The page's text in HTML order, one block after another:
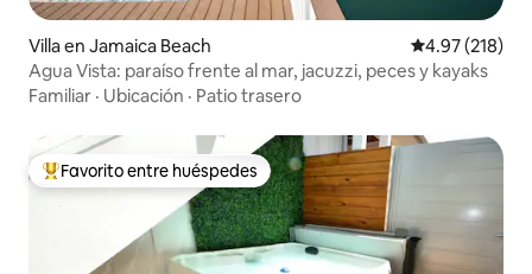
Villa en Jamaica Beach Calificación
4.97 (218)
Agua Vista: paraíso frente al mar, jacuzzi, peces y kayaks
Familiar · Ubicación · Patio trasero
Favorito entre huéspedes preferido
Favorito entre huéspedes